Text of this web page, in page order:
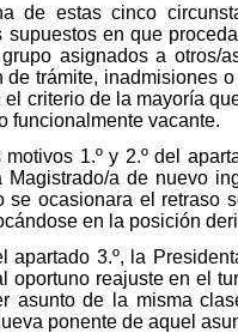
de estas cinco
en que
asignados a otros/
trámite, inadmisiones
criterio de la mayoría
funcionalmente vacante.
1.º y 2.º del
a de nuevo
ocasionara el retraso
en la posición
3.º, la
reajuste en el
de la misma
ponente de aquel